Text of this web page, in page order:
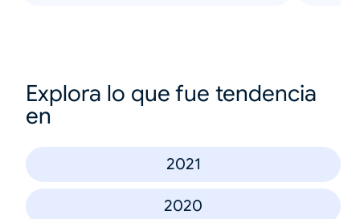
Explora lo que fue tendencia
en
2021
2020